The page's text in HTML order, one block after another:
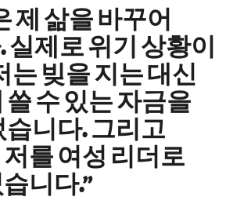
제 삶을 바꾸어
제로 위기 상황이
는 빚을 지는 대신
수 있는 자금을
습니다. 그리고
를 여성 리더로
니다.”